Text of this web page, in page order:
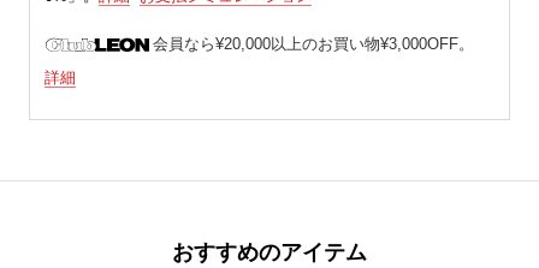
会員なら¥20,000以上のお買い物¥3,000OFF。
詳細
おすすめのアイテム